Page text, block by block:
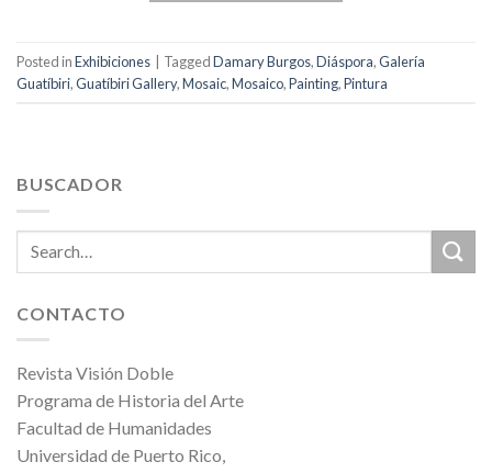
Posted inExhibiciones | TaggedDamary Burgos,Diáspora,Galería
Guatíbiri,Guatíbiri Gallery,Mosaic,Mosaico,Painting,Pintura
BUSCADOR
CONTACTO
Revista Visión Doble
Programa de Historia del Arte
Facultad de Humanidades
Universidad de Puerto Rico,